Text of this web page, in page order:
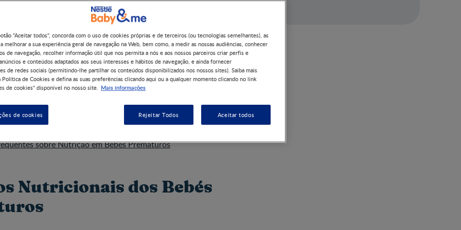
dos Bebés Prematuros
da Qualidade e Quantidade de Proteínas
para Bebés Prematuros
e Necessidades Nutricionais nos Bebés Prematuros
Essenciais para o Desenvolvimento
na Alimentação de Bebés Prematuros
sobre Nutrição em Bebés Prematuros
Nutricionais dos Bebés
"Aceitar todos", concorda com o uso de cookies próprias e de terceiros (ou tecnologias semelhantes), as
melhorar a sua experiência geral de navegação na Web, bem como, a medir as nossas audiências, conhecer
de navegação, recolher informação útil que nos permita a nós e aos nossos parceiros criar perfis e
e conteúdos adaptados aos seus interesses e hábitos de navegação, e ainda fornecer
de redes sociais (permitindo-lhe partilhar os conteúdos disponibilizados nos nossos sites). Saiba mais
Política de Cookies e defina as suas preferências clicando aqui ou a qualquer momento clicando no link
de cookies" disponível no nosso site. Mais informações
Rejeitar Todos Aceitar todos
de cookies